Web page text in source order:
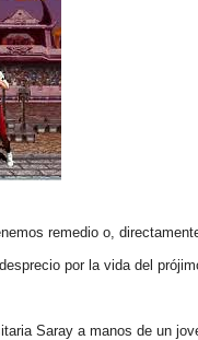
remedio o,
por la vida del
Saray a manos de un